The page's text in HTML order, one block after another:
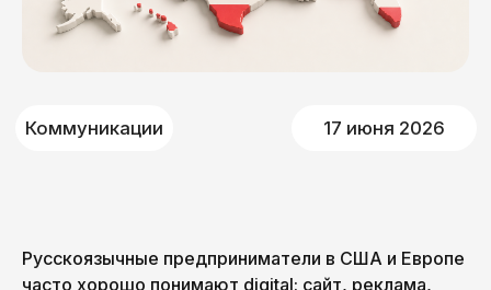
Русскоязычные предприниматели в США и Европе
часто хорошо понимают digital: сайт, реклама,